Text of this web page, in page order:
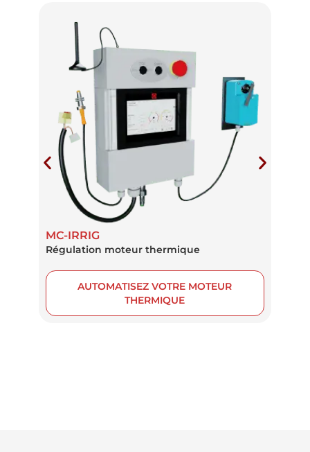
MC-IRRIG
Régulation moteur thermique
AUTOMATISEZ VOTRE MOTEUR
THERMIQUE